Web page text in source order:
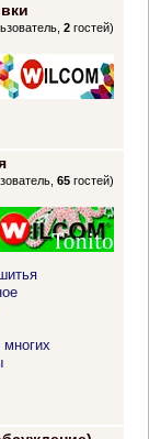
2 гостей)
65 гостей)